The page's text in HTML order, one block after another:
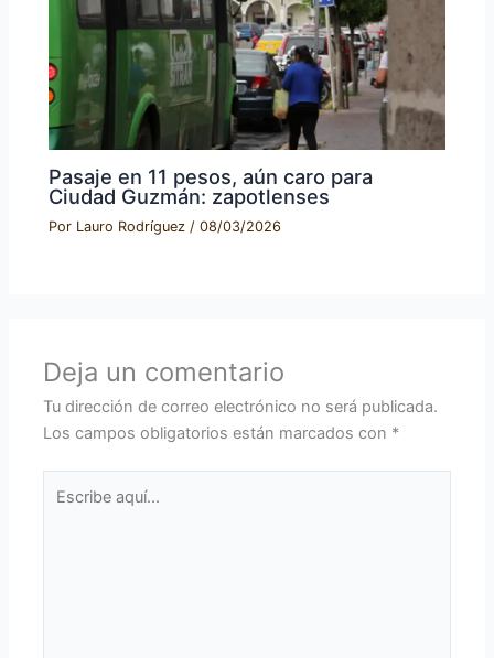
Pasaje en 11 pesos, aún caro para
Ciudad Guzmán: zapotlenses
Por Lauro Rodríguez /08/03/2026
Deja un comentario
Tu dirección de correo electrónico no será publicada.
Los campos obligatorios están marcados con *
aquí...